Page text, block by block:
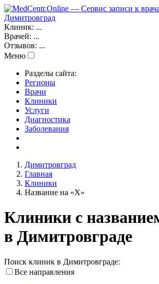
Димитровград
Клиник: ...
Врачей: ...
Отзывов: ...
Меню
Разделы сайта:
Регионы
Врачи
Клиники
Услуги
Диагностика
Заболевания
Димитровград
Главная
Клиники
Название на «X»
Клиники с
в Димитровграде
Поиск клиник в Димитровграде:
Все направления